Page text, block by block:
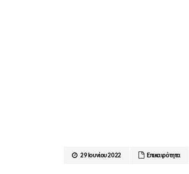
29 Ιουνίου 2022 Επικαιρότητα